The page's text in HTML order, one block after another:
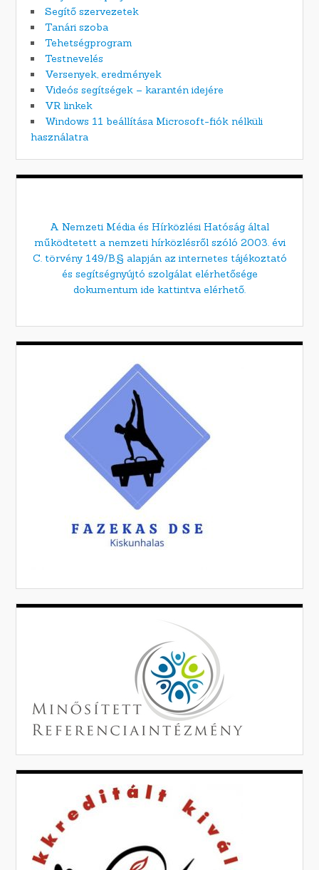
Segítő szervezetek
Tanári szoba
Tehetségprogram
Testnevelés
Versenyek, eredmények
Videós segítségek – karantén idejére
VR linkek
Windows 11 beállítása Microsoft-fiók nélküli
használatra
A Nemzeti Média és Hírközlési Hatóság által
működtetett a nemzeti hírközlésről szóló 2003. évi
C. törvény 149/B.§ alapján az internetes tájékoztató
és segítségnyújtó szolgálat elérhetősége
dokumentum ide kattintva elérhető.